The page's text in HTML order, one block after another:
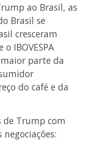
ao Brasil, as
Brasil se
cresceram
IBOVESPA
parte da
do café e da
de Trump com